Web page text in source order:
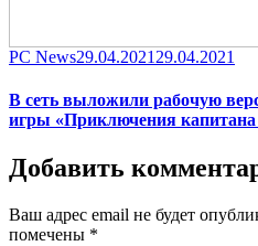
Category
PC NewsPosted
29.04.2021 29.04.2021
В сеть выложили рабочую
игры «Приключения капитана
Добавить
Ваш адрес email не будет
помечены *